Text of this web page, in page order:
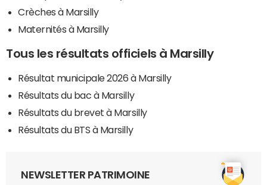
Crèches à Marsilly
Maternités à Marsilly
Tous les résultats officiels à Marsilly
Résultat municipale 2026 à Marsilly
Résultats du bac à Marsilly
Résultats du brevet à Marsilly
Résultats du BTS à Marsilly
NEWSLETTER PATRIMOINE